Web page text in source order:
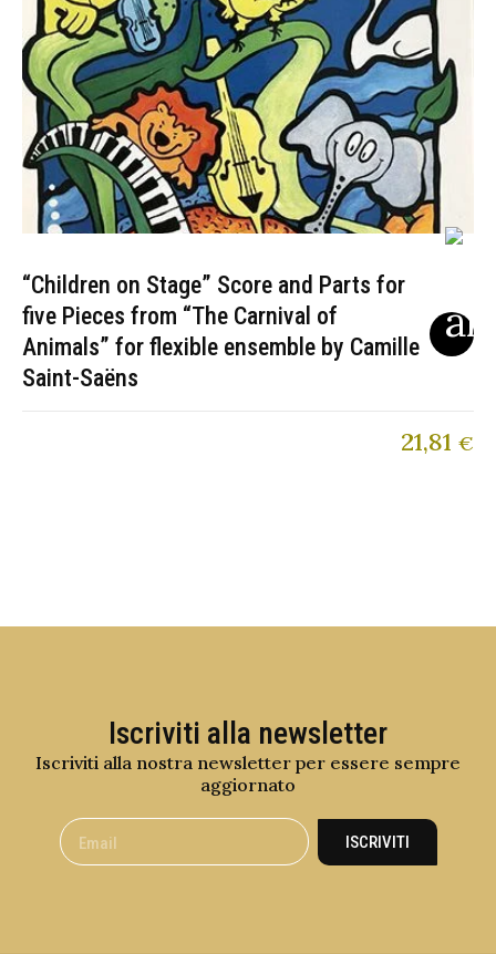
“Children on Stage” Score and Parts for
five Pieces from “The Carnival of
Animals” for flexible ensemble by Camille
Saint-Saëns
21,81 €
Iscriviti alla newsletter
Iscriviti alla nostra newsletter per essere sempre
aggiornato
ISCRIVITI